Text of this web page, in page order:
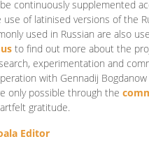
continuously supplemented
use of latinised versions of the
used in Russian are also
us to find out more about the
experimentation and
with Gennadij
only possible through the
gratitude.
Editor